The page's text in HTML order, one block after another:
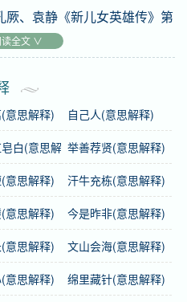
、袁静《新儿女英雄传》第
一ㄠˋ
指欢蹦乱跳。
读全文 ∨
思解释)
意思解释) 自己人(意思解释)
白(意思解释)举善荐贤(意思解释)
意思解释) 汗牛充栋(意思解释)
意思解释) 今是昨非(意思解释)
意思解释) 文山会海(意思解释)
意思解释) 绵里藏针(意思解释)